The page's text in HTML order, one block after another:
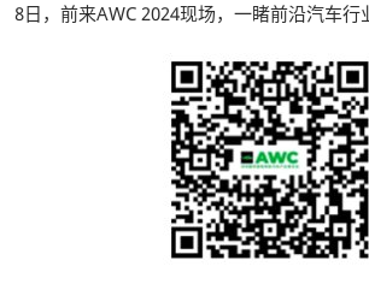
8日，前来AWC 2024现场，一睹前沿汽车行